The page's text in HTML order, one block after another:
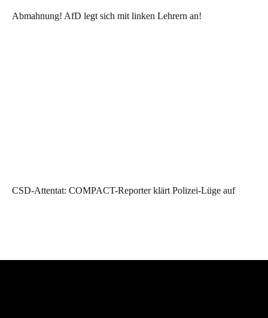
Abmahnung! AfD legt sich mit linken Lehrern an!
CSD-Attentat: COMPACT-Reporter klärt Polizei-Lüge auf